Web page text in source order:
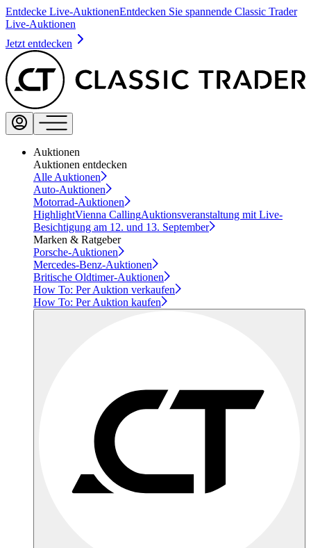
Entdecke Live-AuktionenEntdecken Sie spannende Classic Trader
Live-Auktionen
Jetzt entdecken
Auktionen
Auktionen entdecken
Alle Auktionen
Auto-Auktionen
Motorrad-Auktionen
HighlightVienna CallingAuktionsveranstaltung mit Live-
Besichtigung am 12. und 13. September
Marken & Ratgeber
Porsche-Auktionen
Mercedes-Benz-Auktionen
Britische Oldtimer-Auktionen
How To: Per Auktion verkaufen
How To: Per Auktion kaufen